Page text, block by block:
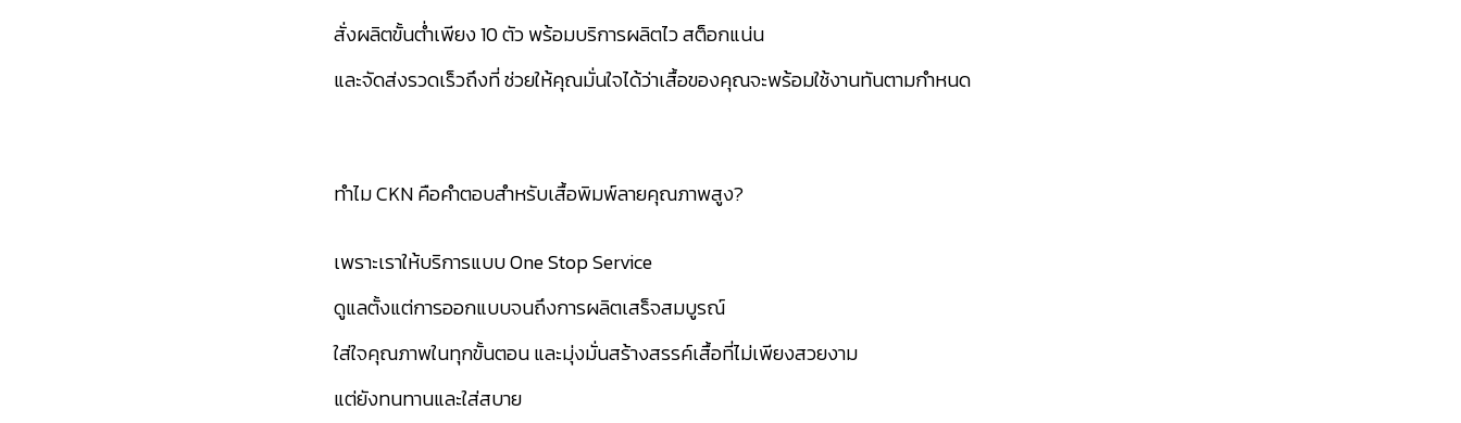
สั่งผลิตขั้นต่ำเพียง 10 ตัว พร้อมบริการผลิตไว สต็อกแน่น
และจัดส่งรวดเร็วถึงที่ ช่วยให้คุณมั่นใจได้ว่าเสื้อของคุณจะพร้อมใช้งานทันตามกำหนด
ทำไม CKN คือคำตอบสำหรับเสื้อพิมพ์ลายคุณภาพสูง?
เพราะเราให้บริการแบบ One Stop Service
ดูแลตั้งแต่การออกแบบจนถึงการผลิตเสร็จสมบูรณ์
ใส่ใจคุณภาพในทุกขั้นตอน และมุ่งมั่นสร้างสรรค์เสื้อที่ไม่เพียงสวยงาม
แต่ยังทนทานและใส่สบาย